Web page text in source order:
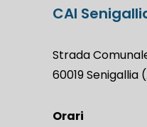
CAI
Strada
60019 Senigallia
Orari